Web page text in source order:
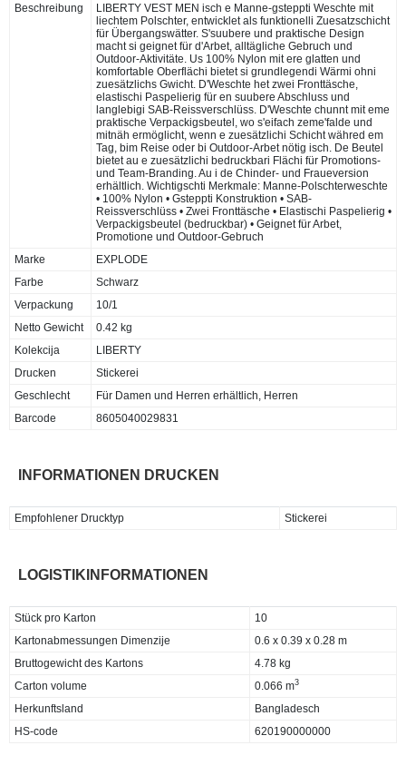
Beschreibung
LIBERTY VEST MEN isch e Manne-gsteppti Weschte mit
liechtem Polschter, entwicklet als funktionelli Zuesatzschicht
für Übergangswätter. S'suubere und praktische Design
macht si geignet für d'Arbet, alltägliche Gebruch und
Outdoor-Aktivitäte. Us 100% Nylon mit ere glatten und
komfortable Oberflächi bietet si grundlegendi Wärmi ohni
zuesätzlichs Gwicht. D'Weschte het zwei Fronttäsche,
elastischi Paspelierig für en suubere Abschluss und
langlebigi SAB-Reissverschlüss. D'Weschte chunnt mit eme
praktische Verpackigsbeutel, wo s'eifach zeme'falde und
mitnäh ermöglicht, wenn e zuesätzlichi Schicht währed em
Tag, bim Reise oder bi Outdoor-Arbet nötig isch. De Beutel
bietet au e zuesätzlichi bedruckbari Flächi für Promotions-
und Team-Branding. Au i de Chinder- und Fraueversion
erhältlich. Wichtigschti Merkmale: Manne-Polschterweschte
• 100% Nylon • Gsteppti Konstruktion • SAB-
Reissverschlüss • Zwei Fronttäsche • Elastischi Paspelierig •
Verpackigsbeutel (bedruckbar) • Geignet für Arbet,
Promotione und Outdoor-Gebruch
Marke
EXPLODE
Farbe
Schwarz
Verpackung
10/1
Netto Gewicht
0.42 kg
Kolekcija
LIBERTY
Drucken
Stickerei
Geschlecht
Für Damen und Herren erhältlich, Herren
Barcode
8605040029831
INFORMATIONEN DRUCKEN
Empfohlener Drucktyp Stickerei
LOGISTIKINFORMATIONEN
Stück pro Karton
10
Kartonabmessungen Dimenzije
0.6 x 0.39 x 0.28 m
Bruttogewicht des Kartons
4.78 kg
Carton volume
0.066 m3
Herkunftsland
Bangladesch
HS-code
620190000000